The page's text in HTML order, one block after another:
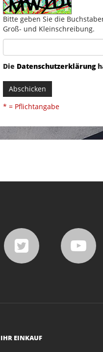
Bitte geben Sie die
Groß- und Kleinschreibung.
Die Datenschutzerklärung
Abschicken
* = Pflichtangabe
IHR EINKAUF